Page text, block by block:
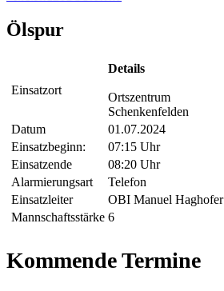
Ölspur
Einsatzort
Details
Ortszentrum
Schenkenfelden
Datum
01.07.2024
Einsatzbeginn:
07:15 Uhr
Einsatzende
08:20 Uhr
Alarmierungsart
Telefon
Einsatzleiter
OBI Manuel Haghofer
Mannschaftsstärke 6
Kommende Termine